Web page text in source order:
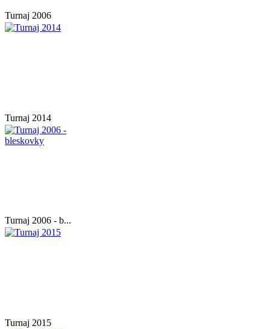
Turnaj 2006
Turnaj 2014
Turnaj 2006 - b...
Turnaj 2015